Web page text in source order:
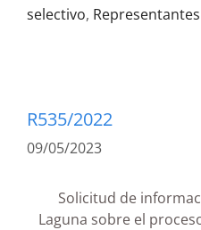
selectivo,
R535/2022
09/05/2023
Solicitud de
Laguna sobre el